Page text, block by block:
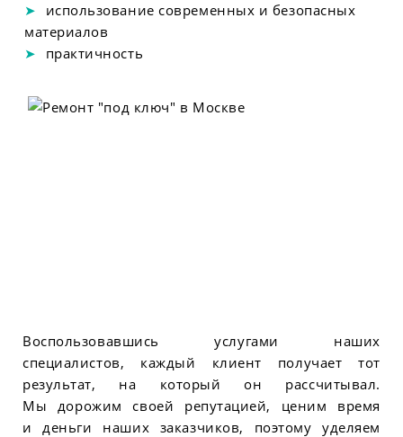
использование современных и безопасных
материалов
практичность
Воспользовавшись услугами наших
специалистов, каждый клиент получает тот
результат, на который он рассчитывал.
Мы дорожим своей репутацией, ценим время
и деньги наших заказчиков, поэтому уделяем